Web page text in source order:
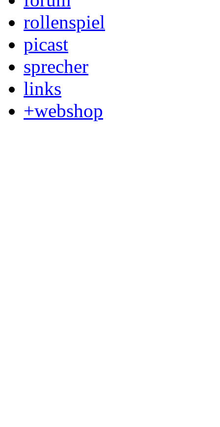
rollenspiel
picast
sprecher
links
+webshop